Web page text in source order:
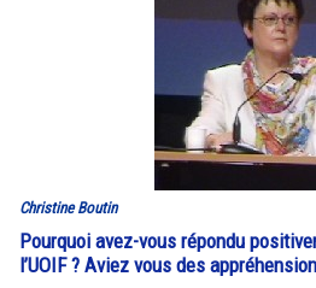
Christine Boutin
Pourquoi avez-vous répondu
l’UOIF ? Aviez vous des